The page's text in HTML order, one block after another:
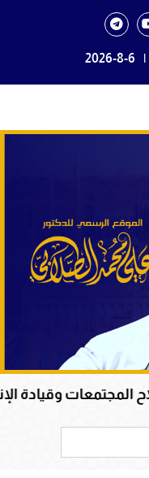
|
2026-8-6
الإنسانية إلى الحق